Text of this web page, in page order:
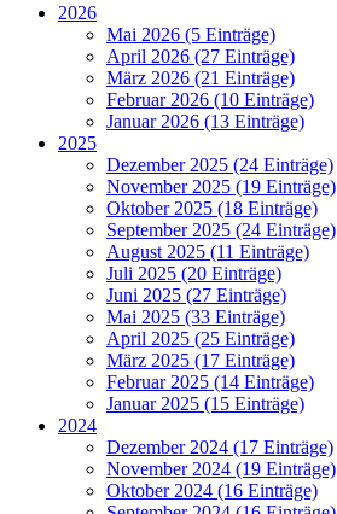
2026
Mai 2026 (5 Einträge)
April 2026 (27 Einträge)
März 2026 (21 Einträge)
Februar 2026 (10 Einträge)
Januar 2026 (13 Einträge)
2025
Dezember 2025 (24 Einträge)
November 2025 (19 Einträge)
Oktober 2025 (18 Einträge)
September 2025 (24 Einträge)
August 2025 (11 Einträge)
Juli 2025 (20 Einträge)
Juni 2025 (27 Einträge)
Mai 2025 (33 Einträge)
April 2025 (25 Einträge)
März 2025 (17 Einträge)
Februar 2025 (14 Einträge)
Januar 2025 (15 Einträge)
2024
Dezember 2024 (17 Einträge)
November 2024 (19 Einträge)
Oktober 2024 (16 Einträge)